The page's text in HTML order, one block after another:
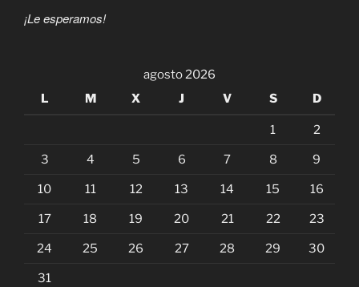
¡Le esperamos!
agosto 2026
L
M X J V S D
1 2
3 4 5 6 7 8 9
10 11 12 13 14 15 16
17 18 19 20 21 22 23
24 25 26 27 28 29 30
31